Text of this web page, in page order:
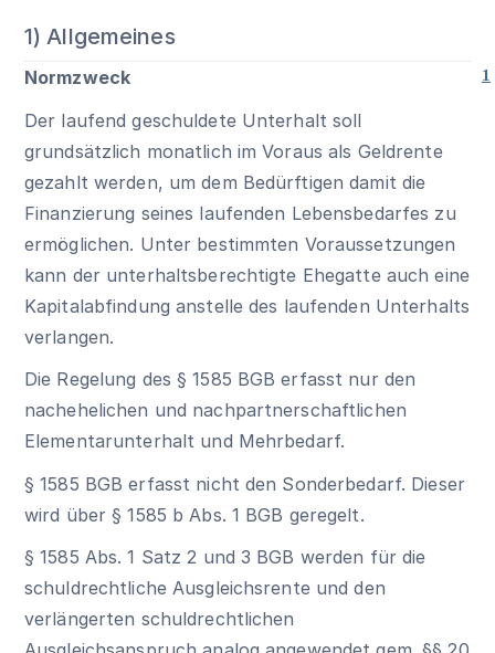
1) Allgemeines
1
Normzweck
Der laufend geschuldete Unterhalt soll
grundsätzlich monatlich im Voraus als Geldrente
gezahlt werden, um dem Bedürftigen damit die
Finanzierung seines laufenden Lebensbedarfes zu
ermöglichen. Unter bestimmten Voraussetzungen
kann der unterhaltsberechtigte Ehegatte auch eine
Kapitalabfindung anstelle des laufenden Unterhalts
verlangen.
Die Regelung des§ 1585 BGB erfasst nur den
nachehelichen und nachpartnerschaftlichen
Elementarunterhalt und Mehrbedarf.
§ 1585 BGB erfasst nicht den Sonderbedarf. Dieser
wird über§ 1585 b Abs. 1 BGB geregelt.
§ 1585 Abs. 1 Satz 2 und 3 BGB werden für die
schuldrechtliche Ausgleichsrente und den
verlängerten schuldrechtlichen